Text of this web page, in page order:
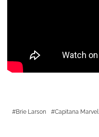
Brie Larson Capitana Marvel